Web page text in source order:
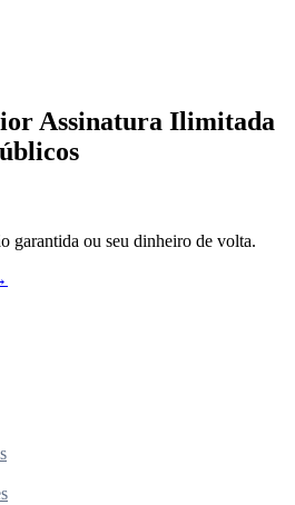
Assinatura Ilimitada
garantida ou seu dinheiro de volta.